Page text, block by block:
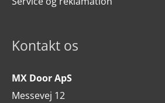
Kontakt os
MX Door ApS
Messevej 12